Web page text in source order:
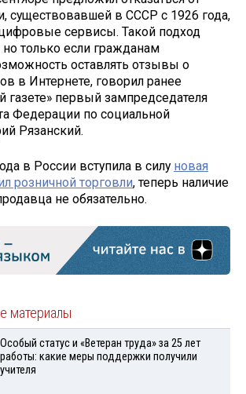
существовавшей в СССР с 1926 года,
сервисы. Такой подход
но только если гражданам
оставлять отзывы о
в Интернете, говорил ранее
газете» первый зампредседателя
Федерации по социальной
Рязанский.
в России вступила в силу новая
розничной торговли, теперь наличие
не обязательно.
материалы
Особый статус и «Ветеран труда» за 25 лет
работы: какие меры поддержки получили
учителя